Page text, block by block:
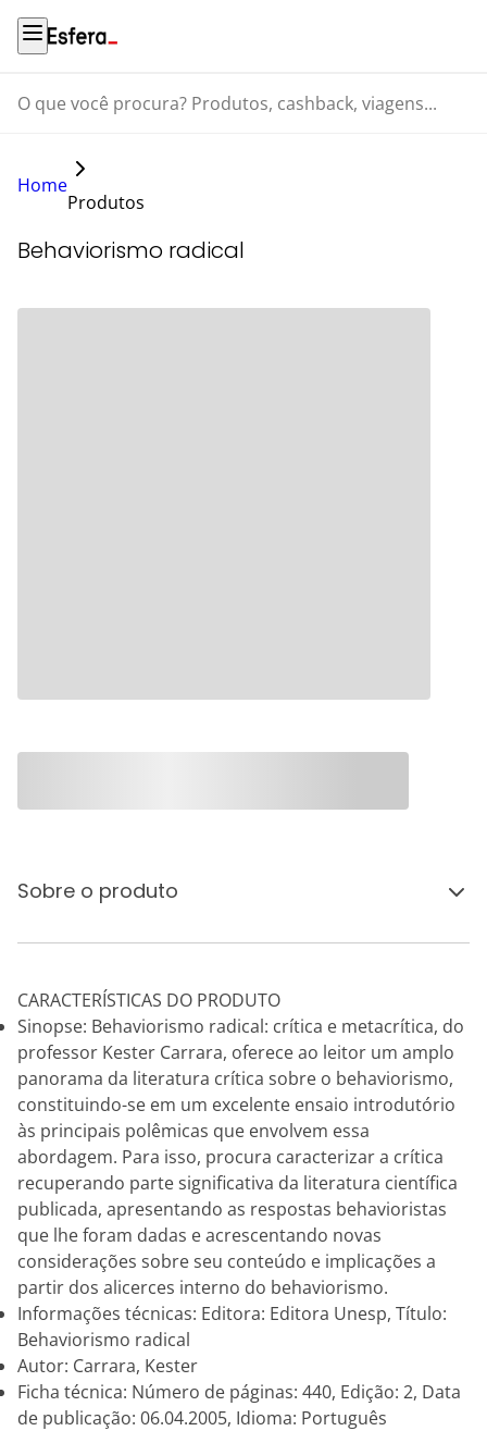
O que você procura? Produtos, cashback, viagens...
Home
Produtos
Behaviorismo radical
Sobre o produto
CARACTERÍSTICAS DO PRODUTO
Sinopse: Behaviorismo radical: crítica e metacrítica, do
professor Kester Carrara, oferece ao leitor um amplo
panorama da literatura crítica sobre o behaviorismo,
constituindo-se em um excelente ensaio introdutório
às principais polêmicas que envolvem essa
abordagem. Para isso, procura caracterizar a crítica
recuperando parte significativa da literatura científica
publicada, apresentando as respostas behavioristas
que lhe foram dadas e acrescentando novas
considerações sobre seu conteúdo e implicações a
partir dos alicerces interno do behaviorismo.
Informações técnicas: Editora: Editora Unesp, Título:
Behaviorismo radical
Autor: Carrara, Kester
Ficha técnica: Número de páginas: 440, Edição: 2, Data
de publicação: 06.04.2005, Idioma: Português